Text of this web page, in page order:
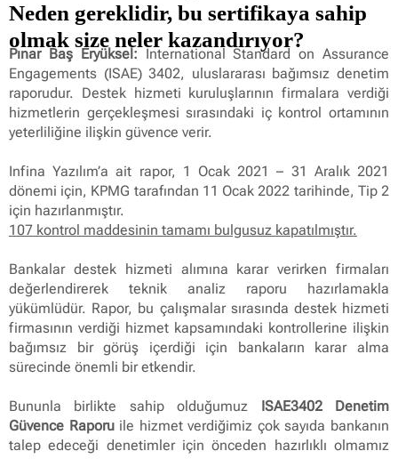
Neden gereklidir, bu sertifikaya sahip
olmak size neler kazandırıyor?
Pınar Baş Eryüksel: International Standard on Assurance
Engagements (ISAE) 3402, uluslararası bağımsız denetim
raporudur. Destek hizmeti kuruluşlarının firmalara verdiği
hizmetlerin gerçekleşmesi sırasındaki iç kontrol ortamının
yeterliliğine ilişkin güvence verir.
Infina Yazılım’a ait rapor, 1 Ocak 2021 – 31 Aralık 2021
dönemi için, KPMG tarafından 11 Ocak 2022 tarihinde, Tip 2
için hazırlanmıştır.
107 kontrol maddesinin tamamı bulgusuz kapatılmıştır.
Bankalar destek hizmeti alımına karar verirken firmaları
değerlendirerek teknik analiz raporu hazırlamakla
yükümlüdür. Rapor, bu çalışmalar sırasında destek hizmeti
firmasının verdiği hizmet kapsamındaki kontrollerine ilişkin
bağımsız bir görüş içerdiği için bankaların karar alma
sürecinde önemli bir etkendir.
Bununla birlikte sahip olduğumuz ISAE3402 Denetim
Güvence Raporuile hizmet verdiğimiz çok sayıda bankanın
talep edeceği denetimler için önceden hazırlıklı olmamız